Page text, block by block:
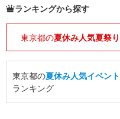
ランキングから探す
東京都の夏休み人気夏祭り
東京都の夏休み人気イベント
ランキング